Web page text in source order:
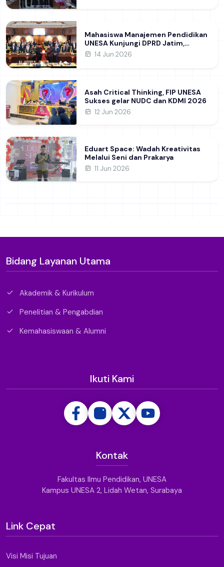
Ilmiah Internasional dukung SDG 4
Mahasiswa Manajemen Pendidikan
UNESA Kunjungi DPRD Jatim,
Perdalam Pemahaman Kebijakan
14 Jun 2026
Asah Critical Thinking, FIP UNESA
Sukses gelar NUDC dan KDMI 2026
12 Jun 2026
Eduart Space: Wadah Kreativitas
Melalui Seni dan Prakarya
11 Jun 2026
Bidang Layanan Utama
Akademik & Kurikulum
Penelitian & Pengabdian
Kemahasiswaan & Alumni
Ikuti Kami
Kontak
Fakultas Ilmu Pendidikan, UNESA
Kampus UNESA 2, Lidah Wetan, Surabaya
Link Cepat
Visi Misi Tujuan